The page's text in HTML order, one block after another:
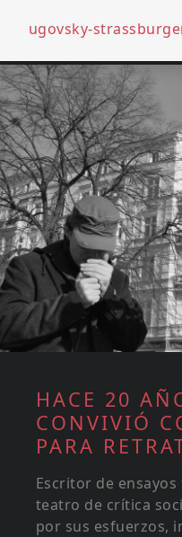
Pasar al contenido
ugovsky-
HACE 20
CONVIVIÓ
PARA
Escritor de
teatro de crítica
por sus esfuerzos,